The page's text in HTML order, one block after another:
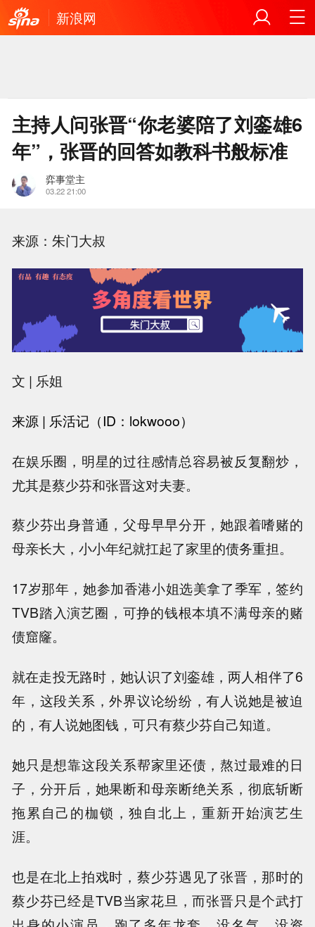
新浪网
主持人问张晋“你老婆陪了刘銮雄6
年”，张晋的回答如教科书般标准
弈事堂主
03.22 21:00
来源：朱门大叔
文 | 乐姐
来源 | 乐活记（ID：lokwooo）
在娱乐圈，明星的过往感情总容易被反复翻炒，
尤其是蔡少芬和张晋这对夫妻。
蔡少芬出身普通，父母早早分开，她跟着嗜赌的
母亲长大，小小年纪就扛起了家里的债务重担。
17岁那年，她参加香港小姐选美拿了季军，签约
TVB踏入演艺圈，可挣的钱根本填不满母亲的赌
债窟窿。
就在走投无路时，她认识了刘銮雄，两人相伴了6
年，这段关系，外界议论纷纷，有人说她是被迫
的，有人说她图钱，可只有蔡少芬自己知道。
她只是想靠这段关系帮家里还债，熬过最难的日
子，分开后，她果断和母亲断绝关系，彻底斩断
拖累自己的枷锁，独自北上，重新开始演艺生
涯。
也是在北上拍戏时，蔡少芬遇见了张晋，那时的
蔡少芬已经是TVB当家花旦，而张晋只是个武打